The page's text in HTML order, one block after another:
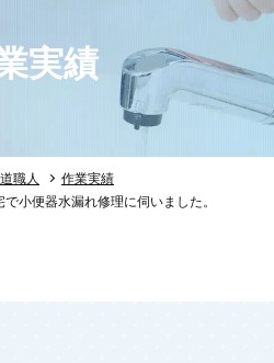
実績
職人
作業実績
小便器水漏れ修理に伺いました。